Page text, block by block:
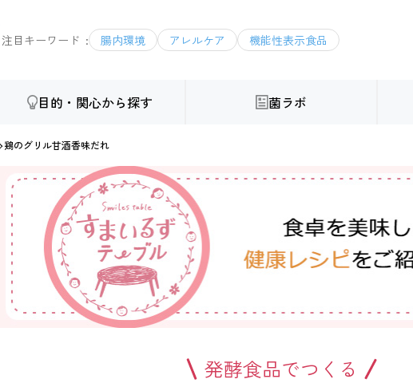
注目キーワード 腸内環境 アレルケア 機能性表示食品
目的・関心から探す 菌ラボ
鶏のグリル甘酒香味だれ
発酵食品でつくる